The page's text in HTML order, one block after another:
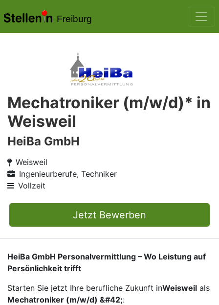
Freiburg
Mechatroniker (m/w/d)* in
Weisweil
HeiBa GmbH
Weisweil
Ingenieurberufe, Techniker
Vollzeit
Jetzt Bewerben
HeiBa GmbH Personalvermittlung – Wo Leistung auf
Persönlichkeit trifft
Starten Sie jetzt Ihre berufliche Zukunft inWeisweil als
Mechatroniker (m/w/d) &#42;: